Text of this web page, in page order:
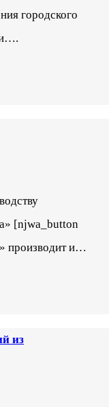
городского
[njwa_button
производит и…
из